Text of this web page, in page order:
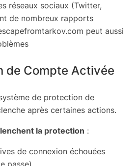
réseaux sociaux (Twitter,
de nombreux rapports
peut aussi
de Compte Activée
de protection de
après certaines actions.
la protection :
de connexion échouées